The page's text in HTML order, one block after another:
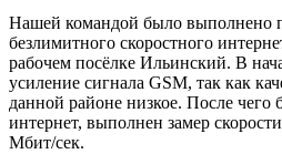
Нашей командой было выполнено
безлимитного скоростного
рабочем посёлке Ильинский. В
усиление сигнала GSM, так как
данной районе низкое. После чего
интернет, выполнен замер
Мбит/сек.